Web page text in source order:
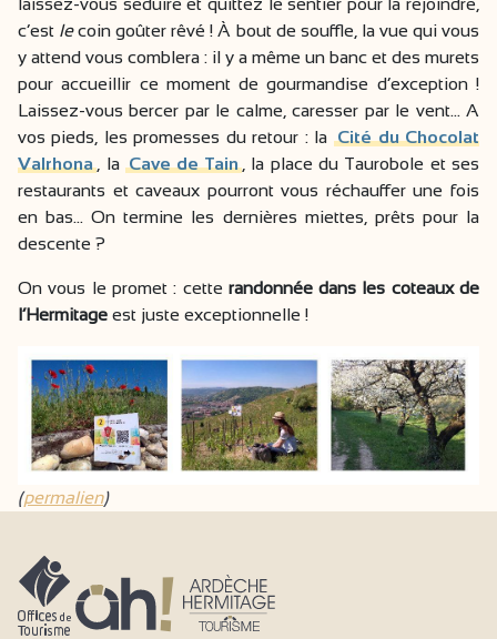
laissez-vous séduire et quittez le sentier pour la rejoindre,
c’est lecoin goûter rêvé ! À bout de souffle, la vue qui vous
y attend vous comblera : il y a même un banc et des murets
pour accueillir ce moment de gourmandise d’exception !
Laissez-vous bercer par le calme, caresser par le vent… A
vos pieds, les promesses du retour : la Cité du Chocolat
Valrhona
, la Cave de Tain, la place du Taurobole et ses
restaurants et caveaux pourront vous réchauffer une fois
en bas… On termine les dernières miettes, prêts pour la
descente ?
On vous le promet : cette randonnée dans les coteaux de
l’Hermitage est juste exceptionnelle !
(permalien)